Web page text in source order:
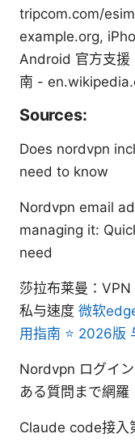
tripcom.com/
example.org,
Android 官方支
南 -
Sources:
Does nordvpn
need to know
Nordvpn email
managing it:
need
莎拉布莱曼：
私与速度 微软
用指南 ⭐ 2026版
Nordvpn ログイ
ある質問まで網羅
Claude code接入